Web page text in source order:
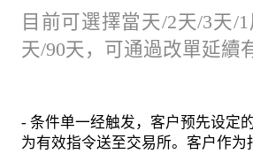
目前可選擇當天/2天/3天/
天/90天，可通過改單延續
- 条件单一经触发，客户预先设定
为有效指令送至交易所。客户作为